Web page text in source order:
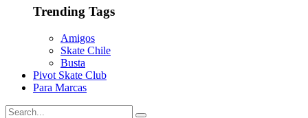
Trending Tags
Amigos
Skate Chile
Busta
Pivot Skate Club
Para Marcas